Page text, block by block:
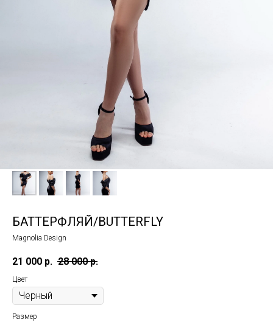
БАТТЕРФЛЯЙ/BUTTERFLY
Magnolia Design
21 000 р. 28 000 р.
Цвет
Размер